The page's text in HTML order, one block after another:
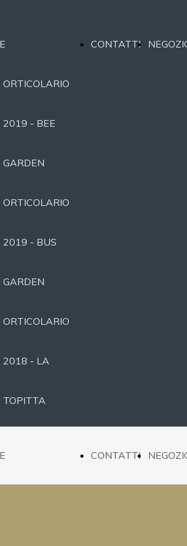
ORTICOLARIO
2019 - BEE
GARDEN
ORTICOLARIO
2019 - BUS
GARDEN
ORTICOLARIO
2018 - LA
TOPITTA
CONTATTI
CONTATTI